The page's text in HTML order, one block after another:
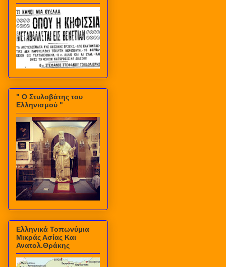
" Ο Στυλοβάτης του
Ελληνισμού "
Ελληνικά Τοπωνύμια
Μικράς Ασίας Και
Ανατολ.Θράκης